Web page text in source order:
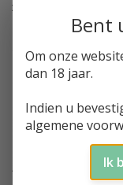
Nothing found
Bent
Om onze
dan 18 jaar.
Indien u
algemene
Ik